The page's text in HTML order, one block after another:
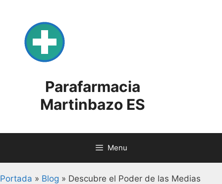
content
Parafarmacia
Martinbazo ES
Menu
Portada » Blog » Descubre el Poder de las Medias